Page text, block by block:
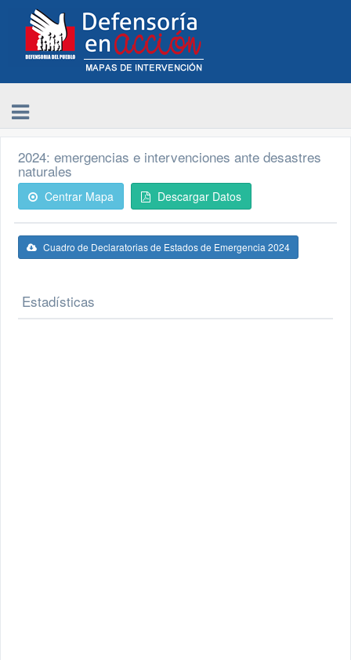
2024: emergencias e intervenciones ante desastres
naturales
Centrar Mapa Descargar Datos
Cuadro de Declaratorias de Estados de Emergencia 2024
Estadísticas